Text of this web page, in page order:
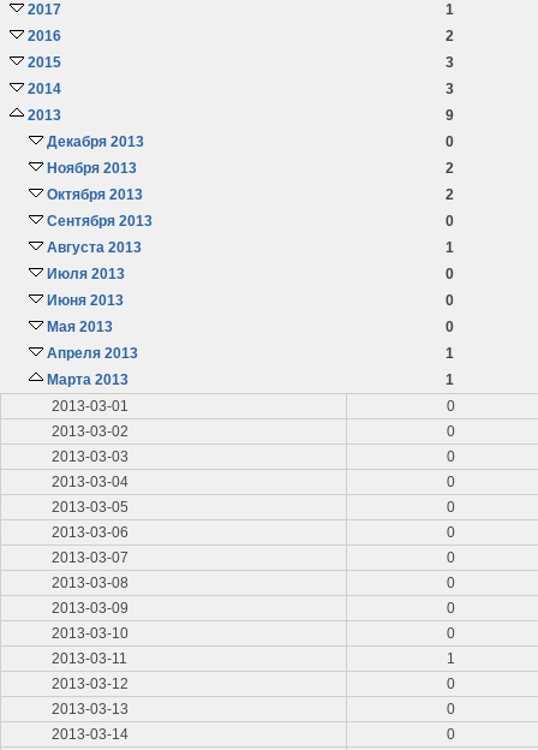
2017
1
2016
2
2015
3
2014
3
2013
9
Декабря 2013
0
Ноября 2013
2
Октября 2013
2
Сентября 2013
0
Августа 2013
1
Июля 2013
0
Июня 2013
0
Мая 2013
0
Апреля 2013
1
Марта 2013
1
2013-03-01
0
2013-03-02
0
2013-03-03
0
2013-03-04
0
2013-03-05
0
2013-03-06
0
2013-03-07
0
2013-03-08
0
2013-03-09
0
2013-03-10
0
2013-03-11
1
2013-03-12
0
2013-03-13
0
2013-03-14
0